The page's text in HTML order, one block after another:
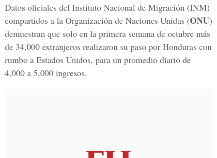
Datos oficiales del Instituto Nacional de Migración (INM)
compartidos a la Organización de Naciones Unidas (ONU)
demuestran que solo en la primera semana de octubre más
de 34,000 extranjeros realizaron su paso por Honduras con
rumbo a Estados Unidos, para un promedio diario de
4,000 a 5,000 ingresos.